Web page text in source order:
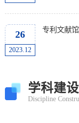
26
2023.12
学科建设
Discipline